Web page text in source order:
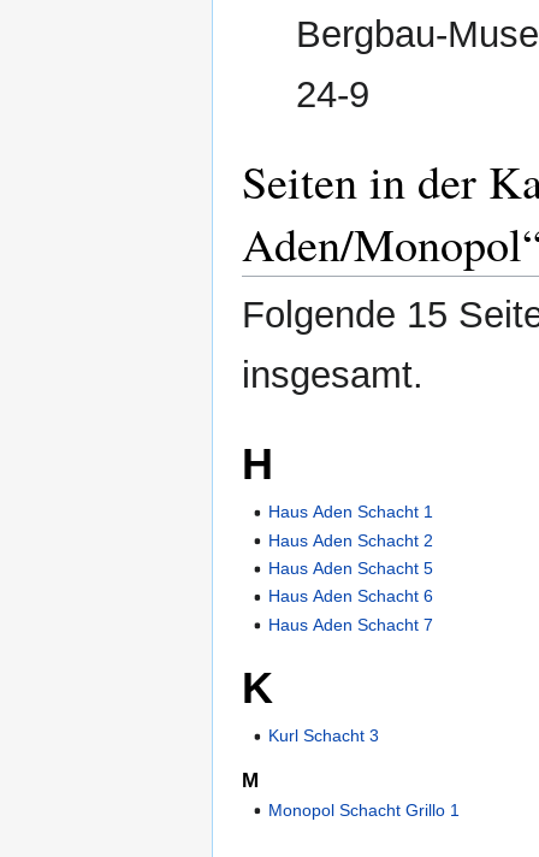
Bergbau-
24-9
Seiten in der
Aden/
Folgende 15
insgesamt.
H
Haus Aden Schacht 1
Haus Aden Schacht 2
Haus Aden Schacht 5
Haus Aden Schacht 6
Haus Aden Schacht 7
K
Kurl Schacht 3
M
Monopol Schacht Grillo 1